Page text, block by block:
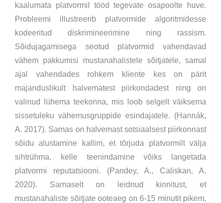
kaalumata platvormil tööd tegevate osapoolte huve.
Probleemi illustreerib platvormide algoritmidesse
kodeeritud diskrimineerimine ning rassism.
Sõidujagamisega seotud platvormid vahendavad
vähem pakkumisi mustanahalistele sõitjatele, samal
ajal vahendades rohkem kliente kes on pärit
majanduslikult halvematest piirkondadest ning on
valinud lühema teekonna, mis loob selgelt väiksema
sissetuleku vähemusgruppide esindajatele. (Hannák,
A. 2017). Samas on halvemast sotsiaalsest piirkonnast
sõidu alustamine kallim, et tõrjuda platvormilt välja
sihtrühma, kelle teenindamine võiks langetada
platvormi reputatsiooni. (Pandey, A., Caliskan, A.
2020). Sarnaselt on leidnud kinnitust, et
mustanahaliste sõitjate ooteaeg on 6-15 minutit pikem,